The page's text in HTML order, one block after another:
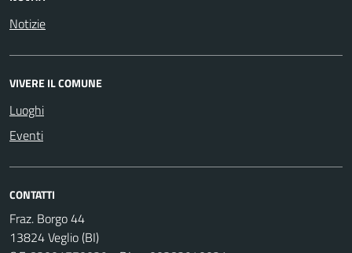
Notizie
VIVERE IL COMUNE
Luoghi
Eventi
CONTATTI
Fraz. Borgo 44
13824 Veglio (BI)